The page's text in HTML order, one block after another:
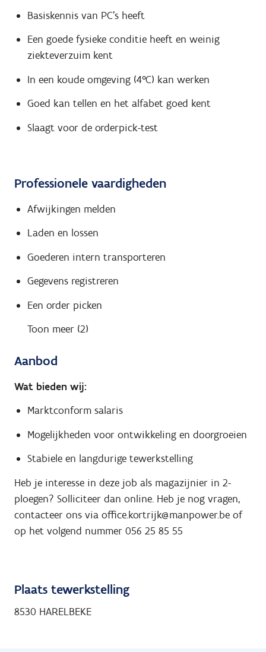
Basiskennis van PC's heeft
Een goede fysieke conditie heeft en weinig
ziekteverzuim kent
In een koude omgeving (4°C) kan werken
Goed kan tellen en het alfabet goed kent
Slaagt voor de orderpick-test
Professionele vaardigheden
Afwijkingen melden
Laden en lossen
Goederen intern transporteren
Gegevens registreren
Een order picken
Toon meer (2)
Aanbod
Wat bieden wij:
Marktconform salaris
Mogelijkheden voor ontwikkeling en doorgroeien
Stabiele en langdurige tewerkstelling
Heb je interesse in deze job als magazijnier in 2-
ploegen? Solliciteer dan online. Heb je nog vragen,
contacteer ons via office.kortrijk@manpower.be of
op het volgend nummer 056 25 85 55
Plaats tewerkstelling
8530 HARELBEKE